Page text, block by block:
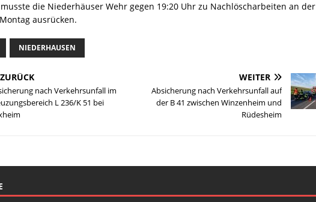
die Niederhäuser Wehr gegen 19:20 Uhr zu Nachlöscharbeiten an der
ausrücken.
NIEDERHAUSEN
ZURÜCK
nach Verkehrsunfall im
L 236/K 51 bei
WEITER
Absicherung nach Verkehrsunfall auf
der B 41 zwischen Winzenheim und
Rüdesheim